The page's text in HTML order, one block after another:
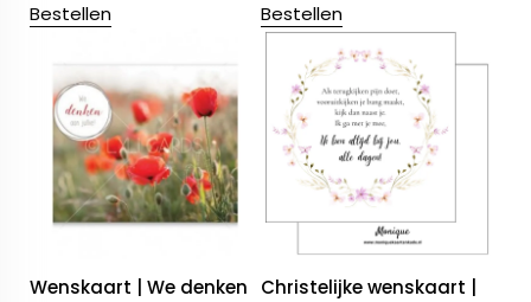
Bestellen
Bestellen
Wenskaart | We denken
Christelijke wenskaart |